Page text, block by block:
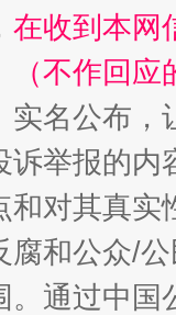
在收到本网
（不作回应
实名公布
诉举报的
和对其真实
腐和公众/
。通过中